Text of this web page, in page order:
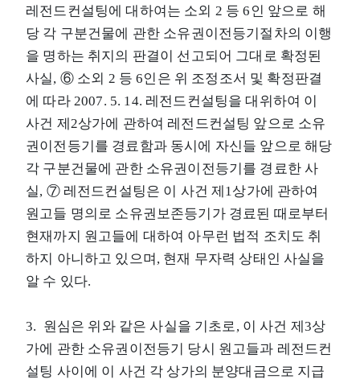
레전드컨설팅에 대하여는 소외 2 등 6인 앞으로 해
당 각 구분건물에 관한 소유권이전등기절차의 이행
을 명하는 취지의 판결이 선고되어 그대로 확정된
사실, ⑥ 소외 2 등 6인은 위 조정조서 및 확정판결
에 따라 2007. 5. 14. 레전드컨설팅을 대위하여 이
사건 제2상가에 관하여 레전드컨설팅 앞으로 소유
권이전등기를 경료함과 동시에 자신들 앞으로 해당
각 구분건물에 관한 소유권이전등기를 경료한 사
실, ⑦ 레전드컨설팅은 이 사건 제1상가에 관하여
원고들 명의로 소유권보존등기가 경료된 때로부터
현재까지 원고들에 대하여 아무런 법적 조치도 취
하지 아니하고 있으며, 현재 무자력 상태인 사실을
알 수 있다.
3. 원심은 위와 같은 사실을 기초로, 이 사건 제3상
가에 관한 소유권이전등기 당시 원고들과 레전드컨
설팅 사이에 이 사건 각 상가의 분양대금으로 지급